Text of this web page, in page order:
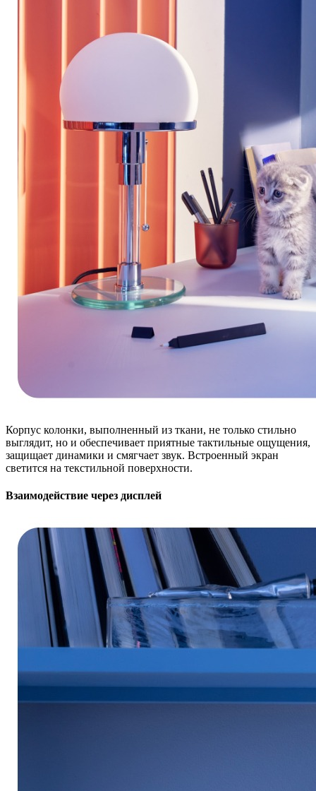
Корпус колонки, выполненный из ткани, не только стильно
выглядит, но и обеспечивает приятные тактильные ощущения,
защищает динамики и смягчает звук. Встроенный экран
светится на текстильной поверхности.
Взаимодействие через дисплей